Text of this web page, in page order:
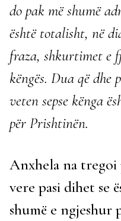
do pak më shumë
është totalisht, në
fraza, shkurtimet e
këngës. Dua që
veten sepse kënga
për Prishtinën.
Anxhela na tregoi
vere pasi dihet se
shumë e ngjeshur